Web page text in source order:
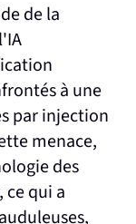
de la
à une
par injection
menace,
des
qui a